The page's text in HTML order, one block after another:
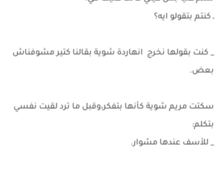
ـ كنتم بتقولو ايه؟
_ كنت بقولها نخرج انهاردة شوية بقالنا كتير مشوفناش
بعض.
سكتت مريم شوية كأنها بتفكر،وقبل ما ترد لقيت نفسي
بتكلم:
_ للأسف عندها مشوار.